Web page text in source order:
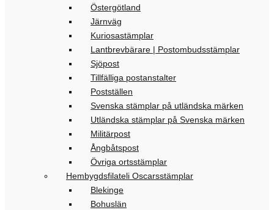
Östergötland
Järnväg
Kuriosastämplar
Lantbrevbärare | Postombudsstämplar
Sjöpost
Tillfälliga postanstalter
Postställen
Svenska stämplar på utländska märken
Utländska stämplar på Svenska märken
Militärpost
Ångbåtspost
Övriga ortsstämplar
Hembygdsfilateli Oscarsstämplar
Blekinge
Bohuslän